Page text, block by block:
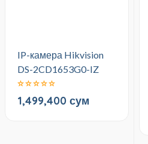
IP-камера Hikvision
DS-2CD1653G0-IZ
1,499,400 сум